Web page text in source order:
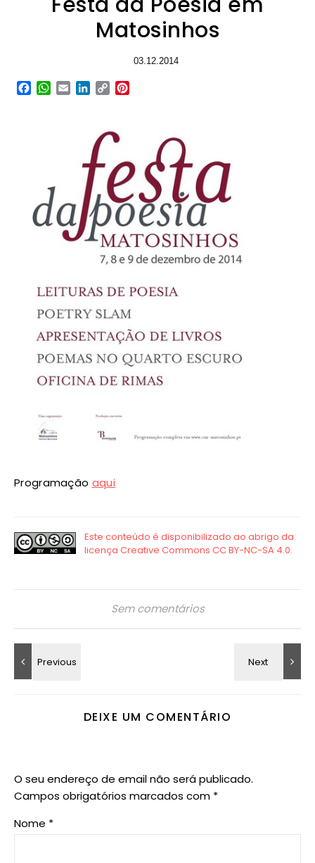
Matosinhos
03.12.2014
Facebook
WhatsApp
EmailLinkedIn
Copy
Programação aqui
Sem comentários
DEIXE UM COMENTÁRIO
O seu endereço de email não será publicado.
Campos obrigatórios marcados com *
Nome *